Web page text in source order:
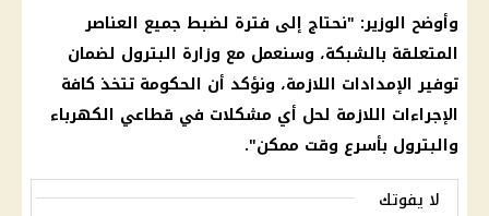
وأوضح الوزير: "نحتاج إلى فترة لضبط جميع العناصر
المتعلقة بالشبكة، وسنعمل مع وزارة البترول لضمان
توفير الإمدادات اللازمة، ونؤكد أن الحكومة تتخذ كافة
الإجراءات اللازمة لحل أي مشكلات في قطاعي الكهرباء
والبترول بأسرع وقت ممكن".
لا يفوتك